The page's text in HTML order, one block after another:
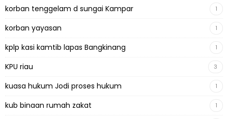
korban tenggelam d sungai Kampar 1
korban yayasan 1
kplp kasi kamtib lapas Bangkinang 1
KPU riau 3
kuasa hukum Jodi proses hukum 1
kub binaan rumah zakat 1